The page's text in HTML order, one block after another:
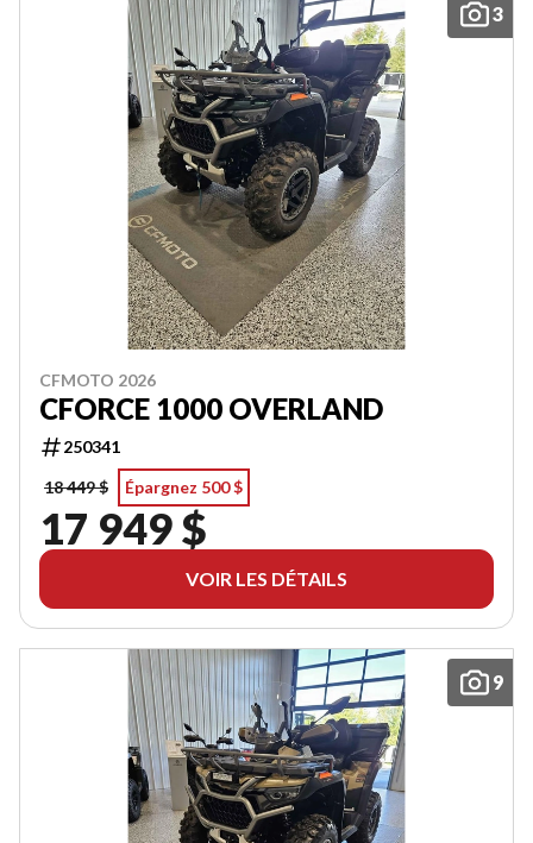
3
CFMOTO 2026
CFORCE 1000 OVERLAND
250341
18 449 $
Épargnez 500 $
17 949 $
VOIR LES DÉTAILS
9